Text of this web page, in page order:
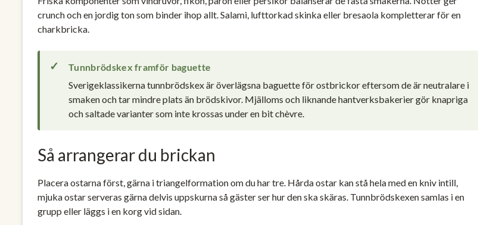
crunch och en jordig ton som binder ihop allt. Salami, lufttorkad skinka eller bresaola kompletterar för en
charkbricka.
Tunnbrödskex framför baguette
Sverigeklassikerna tunnbrödskex är överlägsna baguette för ostbrickor eftersom de är neutralare i
smaken och tar mindre plats än brödskivor. Mjälloms och liknande hantverksbakerier gör knapriga
och saltade varianter som inte krossas under en bit chèvre.
Så arrangerar du brickan
Placera ostarna först, gärna i triangelformation om du har tre. Hårda ostar kan stå hela med en kniv intill,
mjuka ostar serveras gärna delvis uppskurna så gäster ser hur den ska skäras. Tunnbrödskexen samlas i en
grupp eller läggs i en korg vid sidan.